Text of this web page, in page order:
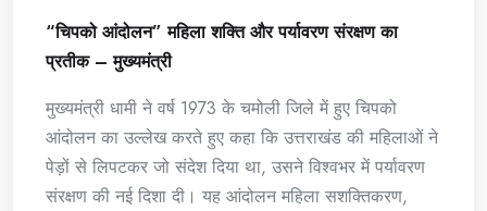
“चिपको आंदोलन” महिला शक्ति और पर्यावरण संरक्षण का
प्रतीक – मुख्यमंत्री
मुख्यमंत्री धामी ने वर्ष 1973 के चमोली जिले में हुए चिपको
आंदोलन का उल्लेख करते हुए कहा कि उत्तराखंड की महिलाओं ने
पेड़ों से लिपटकर जो संदेश दिया था, उसने विश्वभर में पर्यावरण
संरक्षण की नई दिशा दी। यह आंदोलन महिला सशक्तिकरण,